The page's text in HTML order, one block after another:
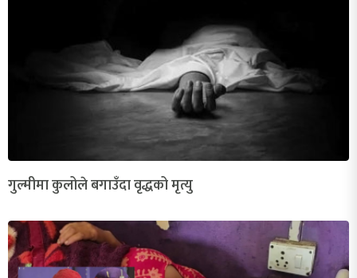
गुल्मीमा कुलोले बगाउँदा वृद्धको मृत्यु